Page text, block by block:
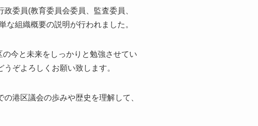
委員(教育委員会委員、監査委員、
組織概要の説明が行われました。
今と未来をしっかりと勉強させてい
ぞよろしくお願い致します。
港区議会の歩みや歴史を理解して、